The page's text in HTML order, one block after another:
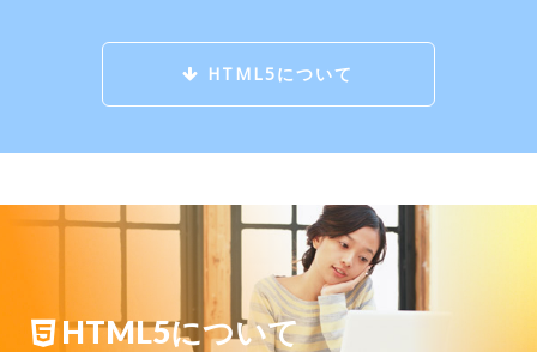
HTML5について
HTML5について